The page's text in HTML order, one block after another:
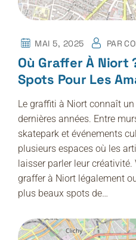
MAI 5, 2025 PAR
Où Graffer À Niort
Spots Pour Les
Art
Le graffiti à Niort connaît
dernières années. Entre
skatepark et événements
plusieurs espaces où les
laisser parler leur
graffer à Niort légalement
plus beaux spots de…